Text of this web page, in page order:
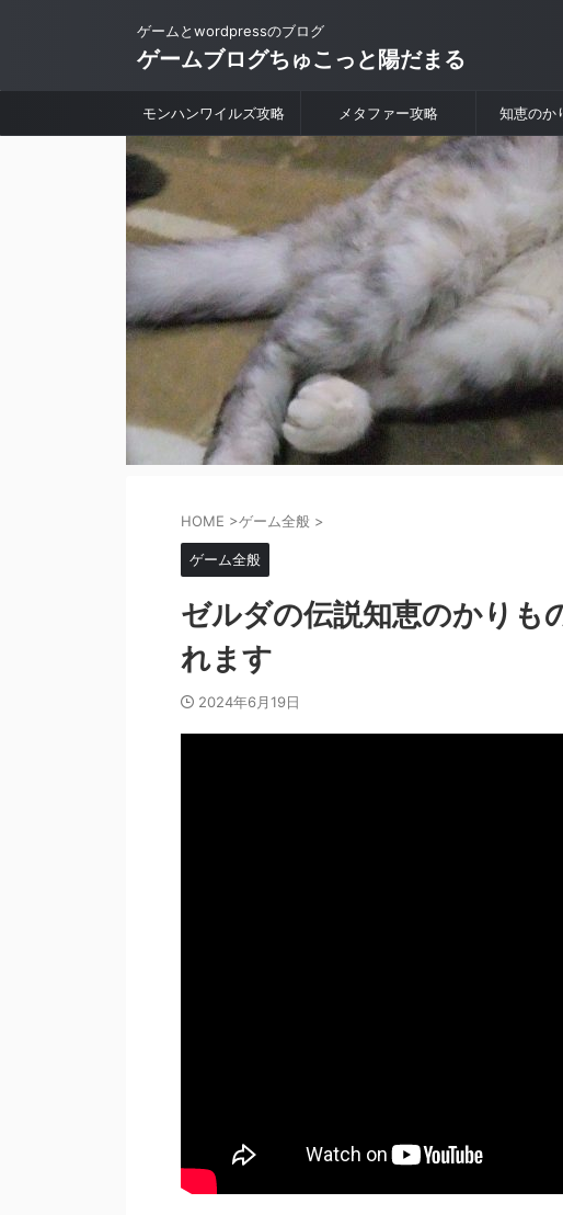
ゲームとwordpressのブログ
ゲームブログちゅこっと陽だまる
モンハンワイルズ攻略 メタファー攻略 知恵のか
HOME >ゲーム全般 >
ゲーム全般
ゼルダの伝説知恵のかりも
れます
2024年6月19日